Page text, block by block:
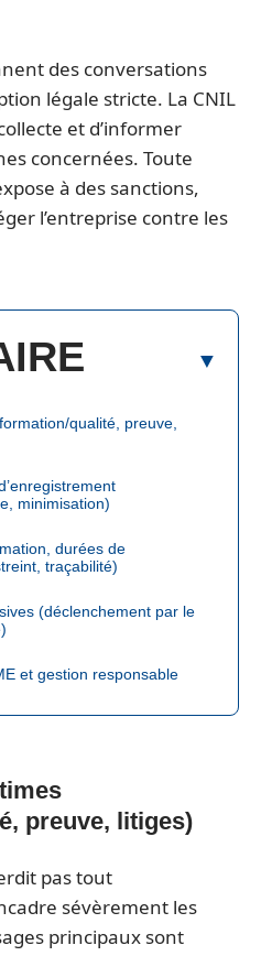
des conversations
légale stricte. La CNIL
et d’informer
concernées. Toute
à des sanctions,
l’entreprise contre les
qualité, preuve,
minimisation)
durées de
traçabilité)
(déclenchement par le
et gestion responsable
preuve, litiges)
pas tout
sévèrement les
principaux sont